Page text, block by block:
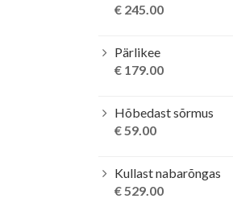
€ 245.00
Pärlikee
€ 179.00
Hõbedast sõrmus
€59.00
Kullast nabarõngas
€529.00